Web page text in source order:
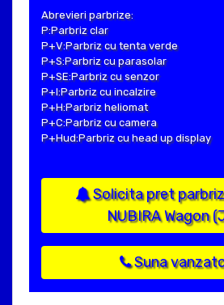
Abrevieri parbrize:
P:Parbriz clar
P+V:Parbriz cu tenta verde
P+S:Parbriz cu parasolar
P+SE:Parbriz cu senzor
P+I:Parbriz cu incalzire
P+H:Parbriz heliomat
P+C:Parbriz cu camera
P+Hud:Parbriz cu head up display
Solicita pret parbriz
NUBIRA Wagon
Suna